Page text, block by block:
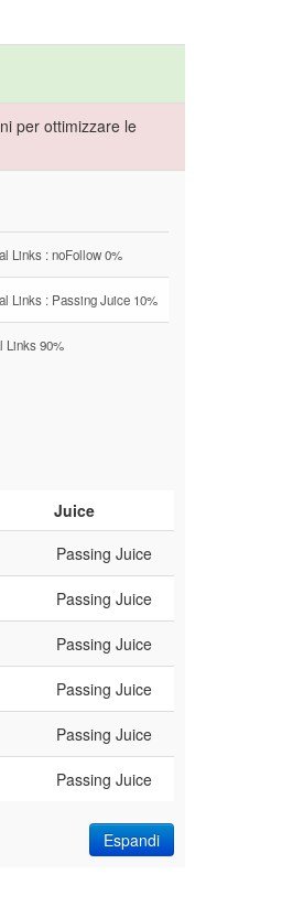
per ottimizzare le
Links : noFollow 0%
Links : Passing Juice 10%
Links 90%
Juice
Passing Juice
Passing Juice
Passing Juice
Passing Juice
Passing Juice
Passing Juice
Espandi